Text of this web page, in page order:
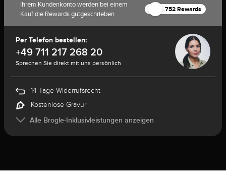
Ihrem Kundenkonto werden bei einem
Kauf die Rewards gutgeschrieben
752 Rewards
Per Telefon bestellen:
+49 711 217 268 20
Sprechen Sie direkt mit uns persönlich
14 Tage Widerrufsrecht
Kostenlose Gravur
Alle Brogle-Inklusivleistungen anzeigen